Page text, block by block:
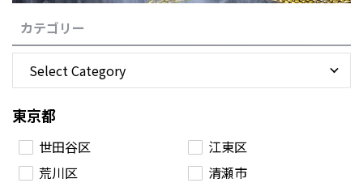
カテゴリー
東京都
世田谷区
江東区
荒川区
清瀬市